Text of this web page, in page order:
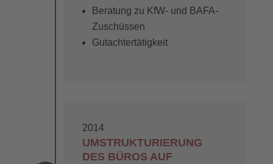
Beratung zu KfW- und BAFA-
Zuschüssen
Gutachtertätigkeit
2014
UMSTRUKTURIERUNG
DES BÜROS AUF